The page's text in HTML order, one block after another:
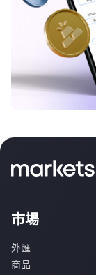
市場
外匯
商品